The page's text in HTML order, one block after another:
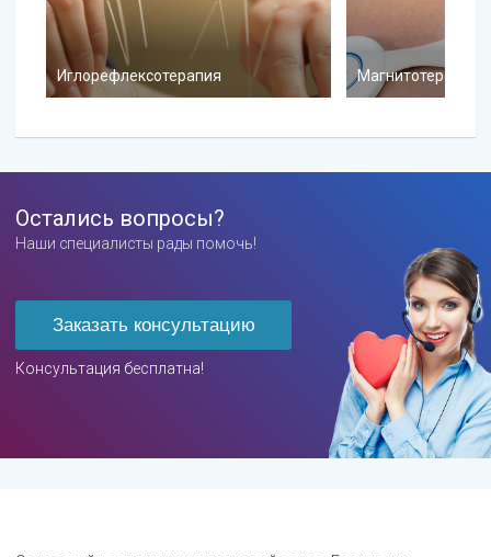
Иглорефлексотерапия Магнитотерапия
Остались вопросы?
Наши специалисты рады помочь!
Заказать консультацию
Консультация бесплатна!